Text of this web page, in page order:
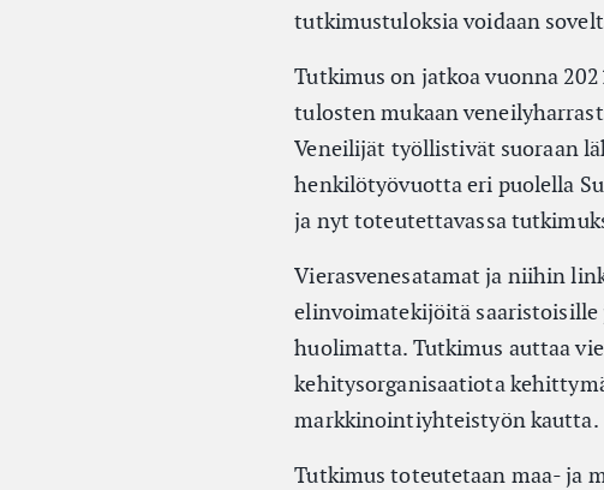
tutkimustuloksia voidaan
Tutkimus on jatkoa vuonna
tulosten mukaan
Veneilijät työllistivät suoraan
henkilötyövuotta eri puolella
ja nyt toteutettavassa
Vierasvenesatamat ja niihin
elinvoimatekijöitä saaristoisille
huolimatta. Tutkimus auttaa
kehitysorganisaatiota
markkinointiyhteistyön kautta.
Tutkimus toteutetaan maa- ja